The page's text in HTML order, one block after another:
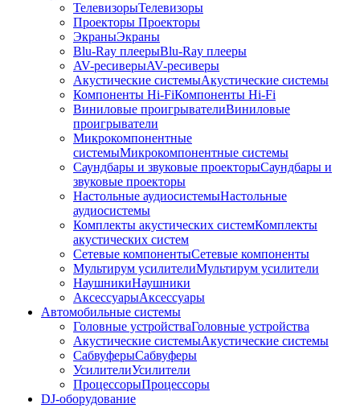
ТелевизорыТелевизоры
Проекторы Проекторы
ЭкраныЭкраны
Blu-Ray плеерыBlu-Ray плееры
AV-ресиверыAV-ресиверы
Акустические системыАкустические системы
Компоненты Hi-FiКомпоненты Hi-Fi
Виниловые проигрывателиВиниловые
проигрыватели
Микрокомпонентные
системыМикрокомпонентные системы
Саундбары и звуковые проекторыСаундбары и
звуковые проекторы
Настольные аудиосистемыНастольные
аудиосистемы
Комплекты акустических системКомплекты
акустических систем
Сетевые компонентыСетевые компоненты
Мультирум усилителиМультирум усилители
НаушникиНаушники
АксессуарыАксессуары
Автомобильные системы
Головные устройстваГоловные устройства
Акустические системыАкустические системы
СабвуферыСабвуферы
УсилителиУсилители
ПроцессорыПроцессоры
DJ-оборудование